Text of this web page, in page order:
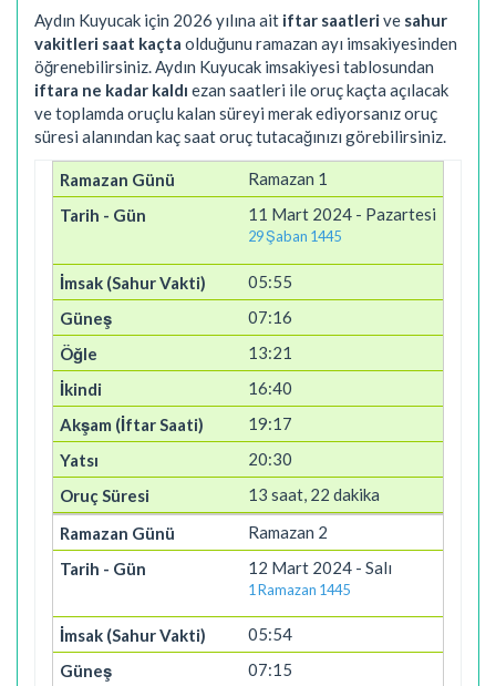
Aydın Kuyucak için 2026 yılına ait iftar saatlerive sahur
vakitleri saat kaçta olduğunu ramazan ayı imsakiyesinden
öğrenebilirsiniz. Aydın Kuyucak imsakiyesi tablosundan
iftara ne kadar kaldı ezan saatleri ile oruç kaçta açılacak
ve toplamda oruçlu kalan süreyi merak ediyorsanız oruç
süresi alanından kaç saat oruç tutacağınızı görebilirsiniz.
Ramazan 1
11 Mart 2024 - Pazartesi
29 Şaban 1445
05:55
07:16
13:21
16:40
19:17
20:30
13 saat, 22 dakika
Ramazan 2
12 Mart 2024 - Salı
1 Ramazan 1445
05:54
07:15